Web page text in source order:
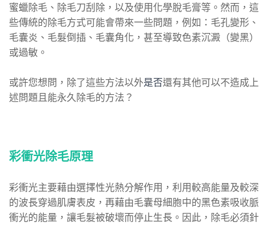
蜜蠟除毛、除毛刀刮除，以及使用化學脫毛膏等。然而，這
些傳統的除毛方式可能會帶來一些問題，例如：毛孔變形、
毛囊炎、毛髮倒插、毛囊角化，甚至導致色素沉澱（變黑）
或過敏。
或許您想問，除了這些方法以外是否還有其他可以不造成上
述問題且能永久除毛的方法？
彩衝光除毛原理
彩衝光主要藉由選擇性光熱分解作用，利用較高能量及較深
的波長穿過肌膚表皮，再藉由毛囊母細胞中的黑色素吸收脈
衝光的能量，讓毛髮被破壞而停止生長。因此，除毛必須針